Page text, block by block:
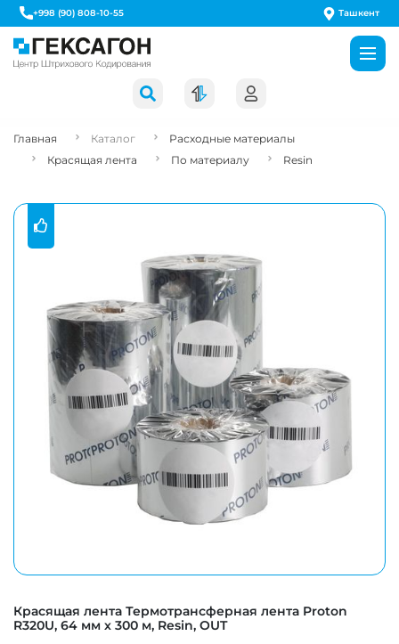
+998 (90) 808-10-55 Ташкент
Главная Каталог
Расходные материалы
Красящая лента
По материалу Resin
Красящая лента Термотрансферная лента Proton
R320U, 64 мм х 300 м, Resin, OUT